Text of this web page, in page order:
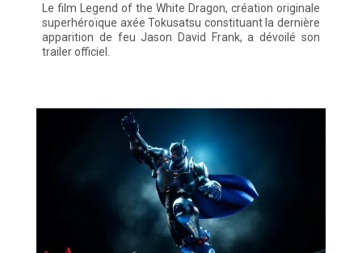
Le film Legend of the White Dragon, création originale
superhéroïque axée Tokusatsu constituant la dernière
apparition de feu Jason David Frank, a dévoilé son
trailer officiel.